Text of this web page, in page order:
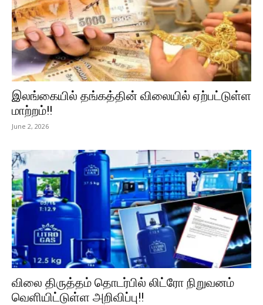
இலங்கையில் தங்கத்தின் விலையில் ஏற்பட்டுள்ள
மாற்றம்!!
June 2, 2026
விலை திருத்தம் தொடர்பில் லிட்ரோ நிறுவனம்
வெளியிட்டுள்ள அறிவிப்பு!!